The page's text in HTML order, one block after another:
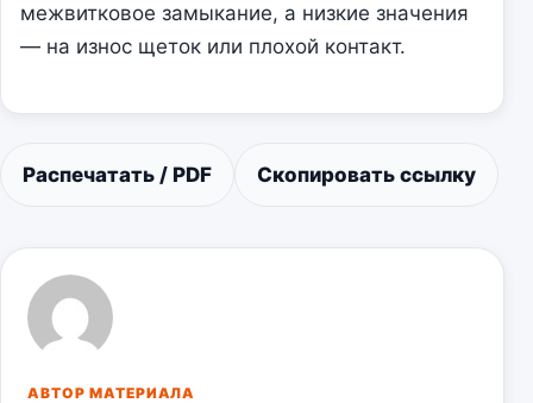
межвитковое замыкание, а низкие значения
— на износ щеток или плохой контакт.
Распечатать / PDF Скопировать ссылку
АВТОР МАТЕРИАЛА